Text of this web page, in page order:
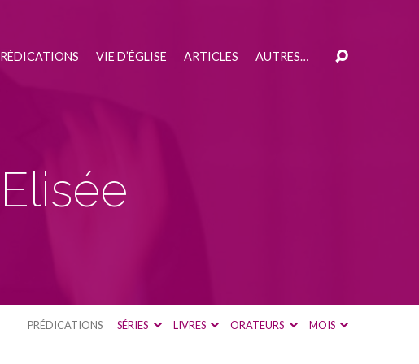
VIE D’ÉGLISE ARTICLES AUTRES…
PRÉDICATIONS SÉRIES LIVRES ORATEURS MOIS